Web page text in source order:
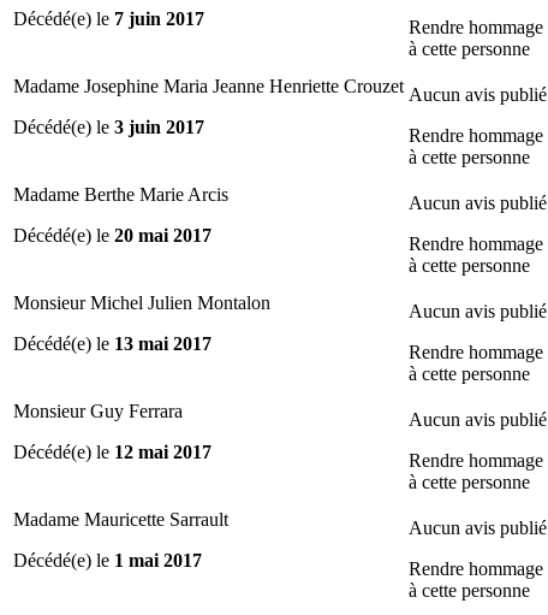
Décédé(e) le 7 juin 2017
Rendre hommage
à cette personne
Madame Josephine Maria Jeanne Henriette Crouzet
Décédé(e) le 3 juin 2017
Aucun avis publié
Rendre hommage
à cette personne
Madame Berthe Marie Arcis
Décédé(e) le 20 mai 2017
Aucun avis publié
Rendre hommage
à cette personne
Monsieur Michel Julien Montalon
Décédé(e) le 13 mai 2017
Aucun avis publié
Rendre hommage
à cette personne
Monsieur Guy Ferrara
Décédé(e) le 12 mai 2017
Aucun avis publié
Rendre hommage
à cette personne
Madame Mauricette Sarrault
Décédé(e) le 1 mai 2017
Aucun avis publié
Rendre hommage
à cette personne